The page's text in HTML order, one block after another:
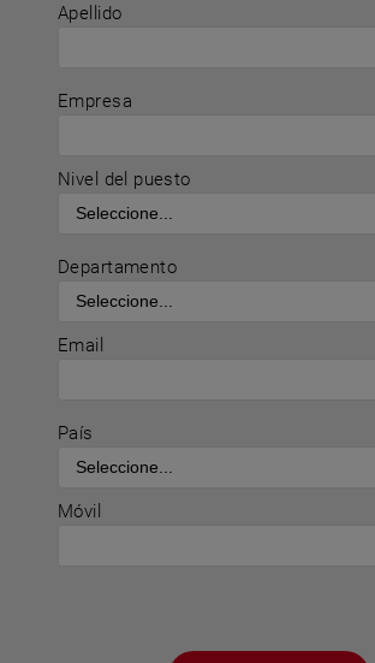
Apellido
Empresa
Nivel del puesto
Departamento
Email
País
Móvil